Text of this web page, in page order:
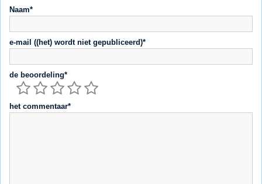
Naam*
e-mail ((het) wordt niet gepubliceerd)*
de beoordeling*
het commentaar*